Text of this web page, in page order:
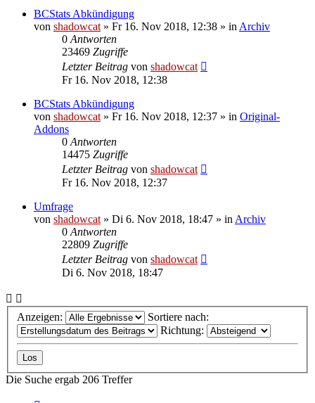
BCStats Abkündigung
von shadowcat » Fr 16. Nov 2018, 12:38 » in Archiv
0 Antworten
23469 Zugriffe
Letzter Beitrag von shadowcat
Fr 16. Nov 2018, 12:38
BCStats Abkündigung
von shadowcat » Fr 16. Nov 2018, 12:37 » in Original-
Addons
0 Antworten
14475 Zugriffe
Letzter Beitrag von shadowcat
Fr 16. Nov 2018, 12:37
Umfrage
von shadowcat » Di 6. Nov 2018, 18:47 » in Archiv
0 Antworten
22809 Zugriffe
Letzter Beitrag von shadowcat
Di 6. Nov 2018, 18:47
Anzeigen:
Sortiere nach:
Richtung:
Die Suche ergab 206 Treffer